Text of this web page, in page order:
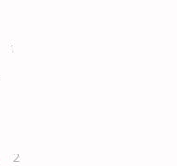
1
2